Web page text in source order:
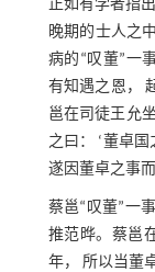
正如有学者指
晚期的士人之
病的“叹董”一
有知遇之恩，
邕在司徒王允
之曰： ‘董卓
遂因董卓之事
蔡邕“叹董”一
推范晔。蔡邕
年， 所以当董